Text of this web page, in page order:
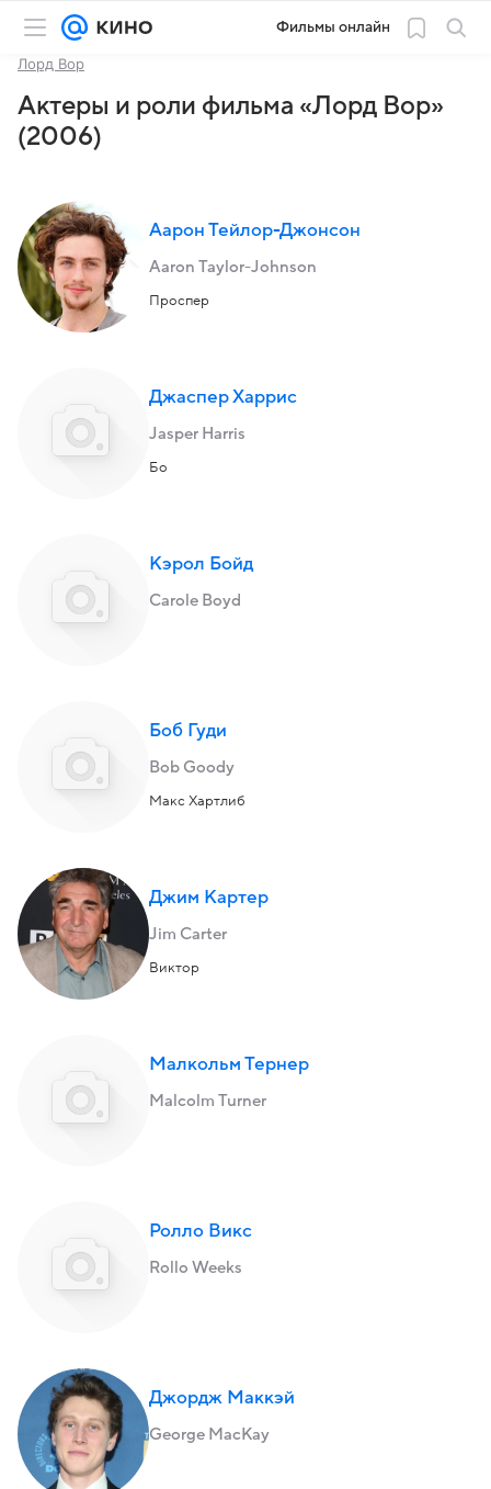
Фильмы онлайн
Лорд Вор
Актеры и роли фильма «Лорд Вор»
(2006)
Аарон Тейлор-Джонсон
Aaron Taylor-Johnson
Проспер
Джаспер Харрис
Jasper Harris
Бо
Кэрол Бойд
Carole Boyd
Боб Гуди
Bob Goody
Макс Хартлиб
Джим Картер
Jim Carter
Виктор
Малкольм Тернер
Malcolm Turner
Ролло Викс
Rollo Weeks
Джордж Маккэй
George MacKay